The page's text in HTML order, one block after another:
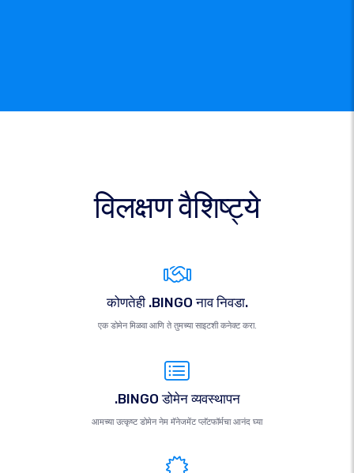
विलक्षण वैशिष्ट्ये
कोणतेही .BINGO नाव निवडा.
एक डोमेन मिळवा आणि ते तुमच्या साइटशी कनेक्ट करा.
.BINGO डोमेन व्यवस्थापन
आमच्या उत्कृष्ट डोमेन नेम मॅनेजमेंट प्लॅटफॉर्मचा आनंद घ्या